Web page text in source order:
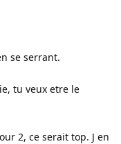
se serrant.
tu veux etre le
2, ce serait top. J en